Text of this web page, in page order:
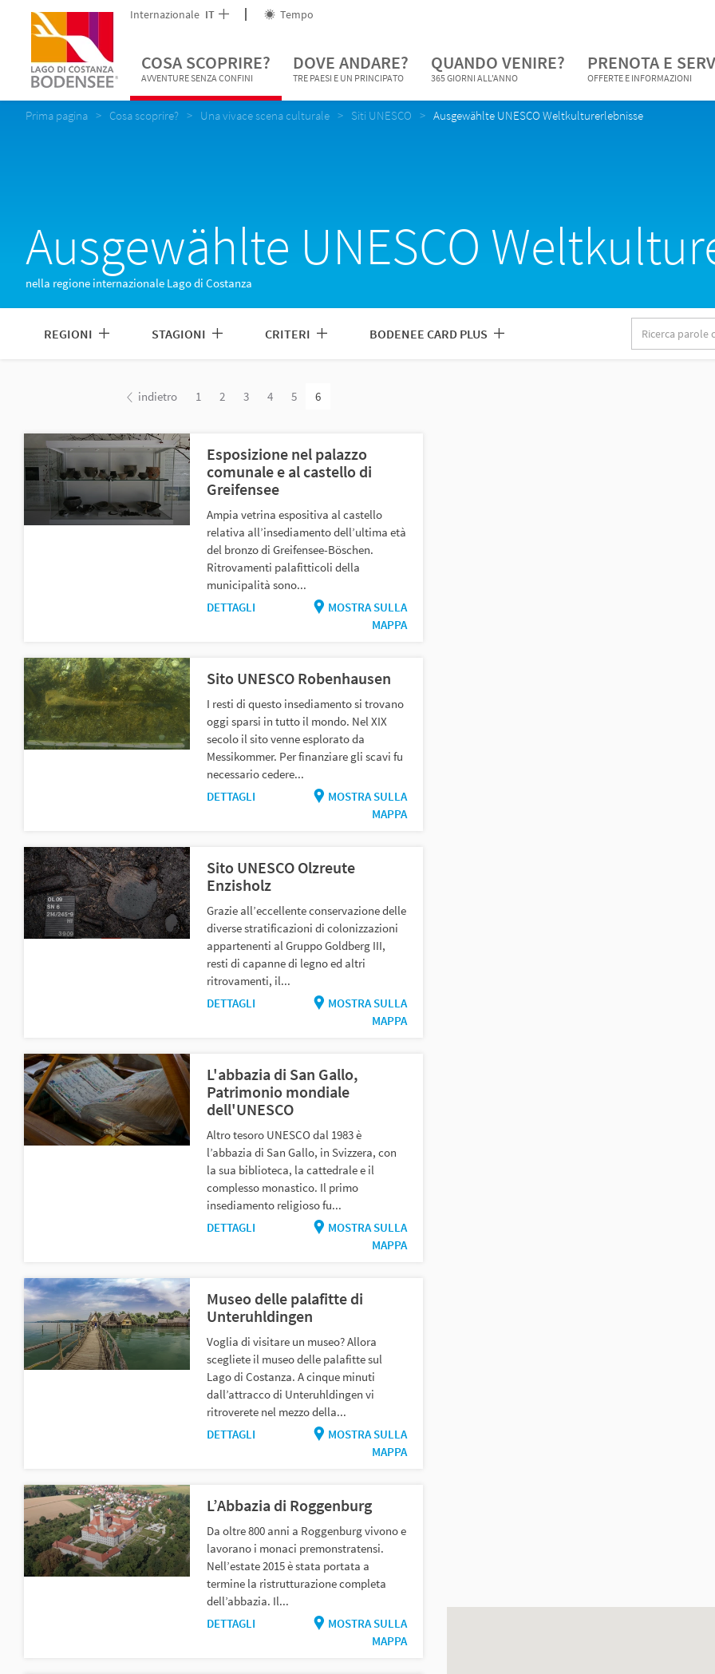
Internazionale IT Tempo
COSA SCOPRIRE?
AVVENTURE SENZA CONFINI
DOVE ANDARE?
TRE PAESI E UN PRINCIPATO
QUANDO VENIRE?
365 GIORNI ALL'ANNO
PRENOTA E
OFFERTE E INFORMAZIONI
Prima pagina Cosa scoprire? Una vivace scena culturale Siti UNESCO Ausgewählte UNESCO Weltkulturerlebnisse
Ausgewählte UNESCO
nella regione internazionale Lago di Costanza
REGIONI STAGIONI CRITERI BODENEE CARD PLUS
parole
indietro 1 2 3 4 5 6
Esposizione nel palazzo
comunale e al castello di
Greifensee
Ampia vetrina espositiva al castello
relativa all’insediamento dell’ultima età
del bronzo di Greifensee-Böschen.
Ritrovamenti palafitticoli della
municipalità sono...
DETTAGLI
MOSTRA SULLA
MAPPA
Sito UNESCO Robenhausen
I resti di questo insediamento si trovano
oggi sparsi in tutto il mondo. Nel XIX
secolo il sito venne esplorato da
Messikommer. Per finanziare gli scavi fu
necessario cedere...
DETTAGLI
MOSTRA SULLA
MAPPA
Sito UNESCO Olzreute
Enzisholz
Grazie all’eccellente conservazione delle
diverse stratificazioni di colonizzazioni
appartenenti al Gruppo Goldberg III,
resti di capanne di legno ed altri
ritrovamenti, il...
DETTAGLI
MOSTRA SULLA
MAPPA
L'abbazia di San Gallo,
Patrimonio mondiale
dell'UNESCO
Altro tesoro UNESCO dal 1983 è
l’abbazia di San Gallo, in Svizzera, con
la sua biblioteca, la cattedrale e il
complesso monastico. Il primo
insediamento religioso fu...
DETTAGLI
MOSTRA SULLA
MAPPA
Museo delle palafitte di
Unteruhldingen
Voglia di visitare un museo? Allora
scegliete il museo delle palafitte sul
Lago di Costanza. A cinque minuti
dall’attracco di Unteruhldingen vi
ritroverete nel mezzo della...
DETTAGLI
MOSTRA SULLA
MAPPA
L’Abbazia di Roggenburg
Da oltre 800 anni a Roggenburg vivono e
lavorano i monaci premonstratensi.
Nell’estate 2015 è stata portata a
termine la ristrutturazione completa
dell’abbazia. Il...
DETTAGLI
MOSTRA SULLA
MAPPA